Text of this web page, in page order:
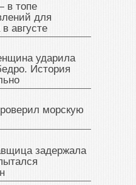
в топе
для
августе
ударила
История
морскую
задержала